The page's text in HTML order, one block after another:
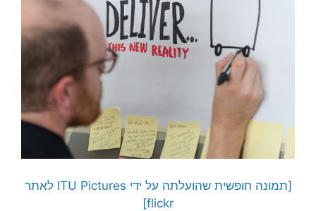
[תמונה חופשית שהועלתה על ידי ITU Pictures לאתר
flickr]